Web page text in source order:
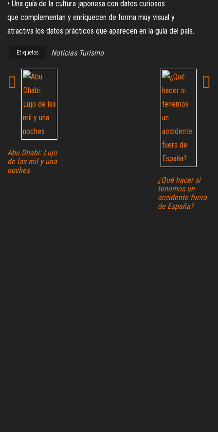
• Una guía de la cultura japonesa con datos curiosos
que complementan y enriquecen de forma muy visual y
atractiva los datos prácticos que aparecen en la guía del país.
Etiquetas Noticias Turismo
Abu Dhabi: Lujo
de las mil y una
noches
¿Qué hacer si
tenemos un
accidente fuera
de España?